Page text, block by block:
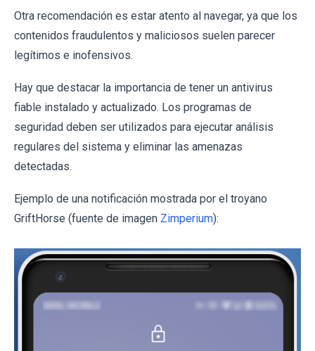
Otra recomendación es estar atento al navegar, ya que los
contenidos fraudulentos y maliciosos suelen parecer
legítimos e inofensivos.
Hay que destacar la importancia de tener un antivirus
fiable instalado y actualizado. Los programas de
seguridad deben ser utilizados para ejecutar análisis
regulares del sistema y eliminar las amenazas
detectadas.
Ejemplo de una notificación mostrada por el troyano
GriftHorse (fuente de imagen Zimperium):